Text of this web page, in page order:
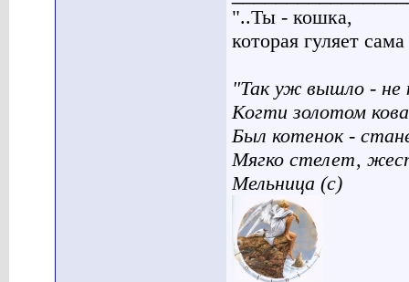
"..Ты - кошка,
которая гуляет
"Так уж вышло - не
Когти золотом
Был котенок -
Мягко стелет,
Мельница (с)